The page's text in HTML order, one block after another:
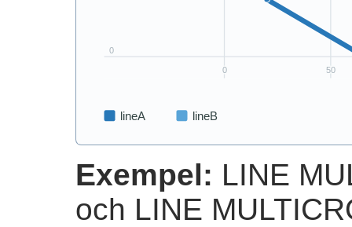
Exempel: LINE
och LINE